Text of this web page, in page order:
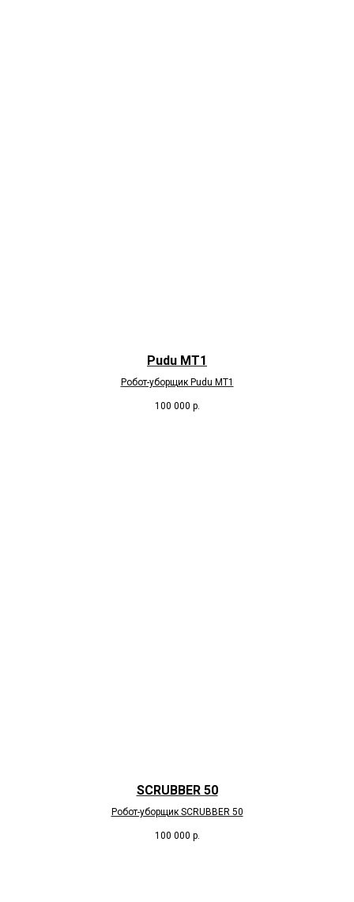
Pudu МТ1
Робот-уборщик Pudu МТ1
100 000 р.
SCRUBBER 50
Робот-уборщик SCRUBBER 50
100 000 р.